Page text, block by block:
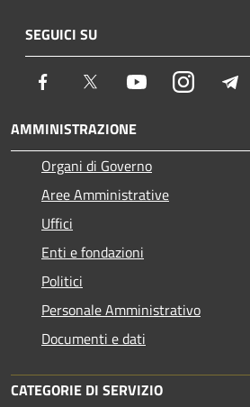
SEGUICI SU
Facebook Twitter YoutubeInstagram
AMMINISTRAZIONE
Organi di Governo
Aree Amministrative
Uffici
Enti e fondazioni
Politici
Personale Amministrativo
Documenti e dati
CATEGORIE DI SERVIZIO